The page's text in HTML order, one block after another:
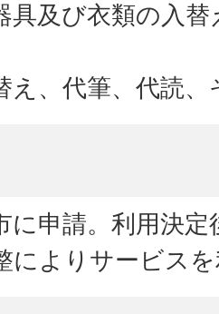
具及び衣類の入
え、代筆、代読、
に申請。利用決
によりサービス